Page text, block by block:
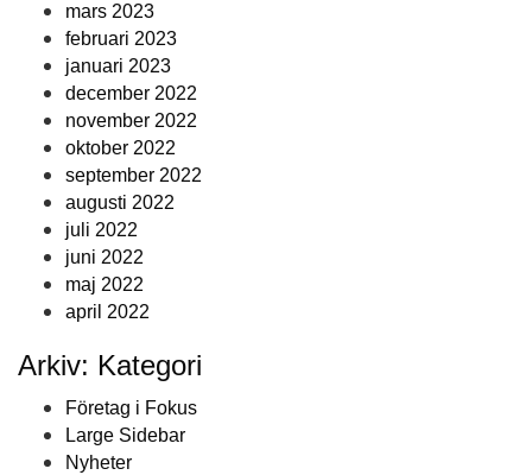
mars 2023
februari 2023
januari 2023
december 2022
november 2022
oktober 2022
september 2022
augusti 2022
juli 2022
juni 2022
maj 2022
april 2022
Arkiv: Kategori
Företag i Fokus
Large Sidebar
Nyheter